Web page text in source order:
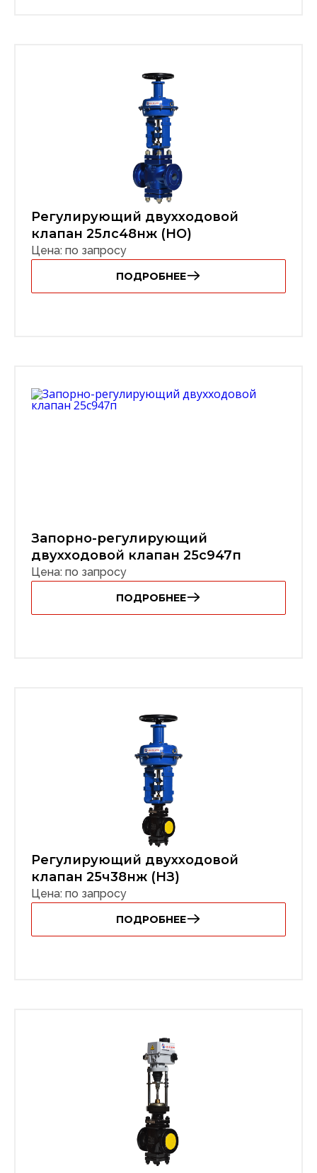
Регулирующий двухходовой
клапан 25лс48нж (НО)
Цена: по запросу
ПОДРОБНЕЕ
Запорно-регулирующий
двухходовой клапан 25с947п
Цена: по запросу
ПОДРОБНЕЕ
Регулирующий двухходовой
клапан 25ч38нж (НЗ)
Цена: по запросу
ПОДРОБНЕЕ